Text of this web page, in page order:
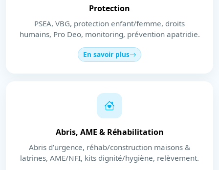
Protection
PSEA, VBG, protection enfant/femme, droits
humains, Pro Deo, monitoring, prévention apatridie.
En savoir plus
Abris, AME & Réhabilitation
Abris d’urgence, réhab/construction maisons &
latrines, AME/NFI, kits dignité/hygiène, relèvement.